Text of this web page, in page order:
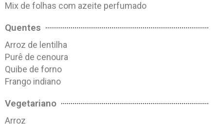
Mix de folhas com azeite perfumado
Quentes
Arroz de lentilha
Purê de cenoura
Quibe de forno
Frango indiano
Vegetariano
Arroz